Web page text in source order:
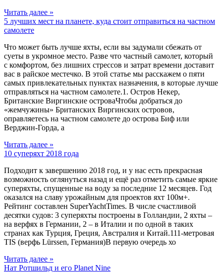
Читать далее »
5 лучших мест на планете, куда стоит отправиться на частном
самолете
Что может быть лучше яхты, если вы задумали сбежать от
суеты в укромное место. Разве что частный самолет, который
с комфортом, без лишних стрессов и затрат времени доставит
вас в райское местечко. В этой статье мы расскажем о пяти
самых привлекательных пунктах назначения, в которые лучше
отправляться на частном самолете.1. Остров Некер,
Британские Виргинские островаЧтобы добраться до
«жемчужины» Британских Виргинских островов,
оправляетесь на частном самолете до острова Биф или
Верджин-Горда, а
Читать далее »
10 суперяхт 2018 года
Подходит к завершению 2018 год, и у нас есть прекрасная
возможность оглянуться назад и ещё раз отметить самые яркие
суперяхты, спущенные на воду за последние 12 месяцев. Год
оказался на славу урожайным для проектов яхт 100м+.
Рейтинг составлен SuperYachtTimes. В числе счастливой
десятки судов: 3 суперяхты построены в Голландии, 2 яхты –
на верфях в Германии, 2 – в Италии и по одной в таких
странах как Турция, Греция, Австралия и Китай.111-метровая
TIS (верфь Lürssen, Германия)В первую очередь хо
Читать далее »
Нат Ротшильд и его Planet Nine